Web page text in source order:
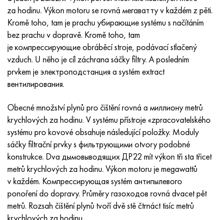
za hodinu. Výkon motoru se rovná мегаватту v každém z pěti.
Kromě toho, tam je prachu убирающие systému s načítáním
bez prachu v dopravě. Kromě toho, tam
je компрессирующие obráběcí stroje, podávací stlačený
vzduch. U něho je cíl záchrana sáčky filtry. A posledním
prvkem je электроподстанция a systém extract
вентилирования.
Obecné množství plynů pro čištění rovná a миллиону metrů
krychlových za hodinu. V systému přístroje «zpracovatelského
systému pro kovové obsahuje následující položky. Moduly
sáčky filtrační prvky s фильтрующими otvory podobné
konstrukce. Dva дымовыводящих ДР22 mít výkon tři sta třicet
metrů krychlových za hodinu. Výkon motoru je megawattů
v každém. Компрессирующая systém антипылевого
ponoření do dopravy. Průměry газоходов rovná dvacet pět
metrů. Rozsah čištění plynů tvoří dvě stě čtrnáct tisíc metrů
krychlových za hodinu.
Inotherm
incotest
Jette M152
Kobalt 6B
maraging 250
René 41
Maraging 300
Maraging 350
MP35N
47ND
47НХР
49 KF
49K2F, 49K2FA-VI
Slitina 50N
Slitina 50NP
50 NHS
Slitina 52N
52K12F
HN62VMYUT
HN62MVKYU
HN63 MB
XN65VM
KhN65VMTYu
KhN67MVTYu
KhN68VKTYU
KhN68VMTYUK-vd
KhN70VMTYu
VT-35
PT-1M
PT-3V
PT-7M
2B
SPT-2 sv
AT3
3M
TL3
1.4466 - AISI 310MoLn
Slitina Al6xn
15-7Ph® - 1,4532
PH 13-8 Po - 1,4534
1,4542 - 17-4Ph®
Custom 455® - 1.4543 - uns s45500
1,4545 - 15-5Ph®
1,4548 - 17-4Ph®
1,4550 - AISI 347
10X17H13M3T
10X18N18Yu4D
11X11N2V2MF
12Х18Н9Т
13X11N2V2MF
15x11mf
15x12vnmf
15H12H2MVFAB
15X16K5N2MVFAB
2,0872, CuNi10Fe1Mn, Cw352h
Silikonový hliníkový bronz
CW301G, C64200
křemíkový bronz
C65500, CuAl11Fe3
C65620, CuSi3Fe2Zn3
C65100, CuSi 1,5
Cín-olověný bronz
c92200, CuSn6Zn4Pb2
Červená mosaz
C84400, CuSn2ZnPb
C83600, CuSn5ZnPb
45G2, 45g2, AISI 1144
Legovaná konstrukční ocel
10g2, 10g2, AISI 1513
12X2H4A, 15NiCr13, 1,5752
AC14, 11SMnPb30
20G, 20mn5
20XH3A, AISI 4320, 20hn3a
20HM, 24CrMo5, 20hm
25KhGM, 20CrMo5, 1,7264
Р6М5, 1.3343, hs6-5-2, sw7m
Р6М5К5, 1,3243, hs6-5-2-5
R6M5F3, 1,3344, hs6-5-3
Р9М4К8,1,3207
R12F3, 1,3318, sw12
P18, 1,3355, hs18-0-1, sw18
Uhlíková ocel
У10,1.1645, C105W1
11G12, 110G13L, X120Mn12